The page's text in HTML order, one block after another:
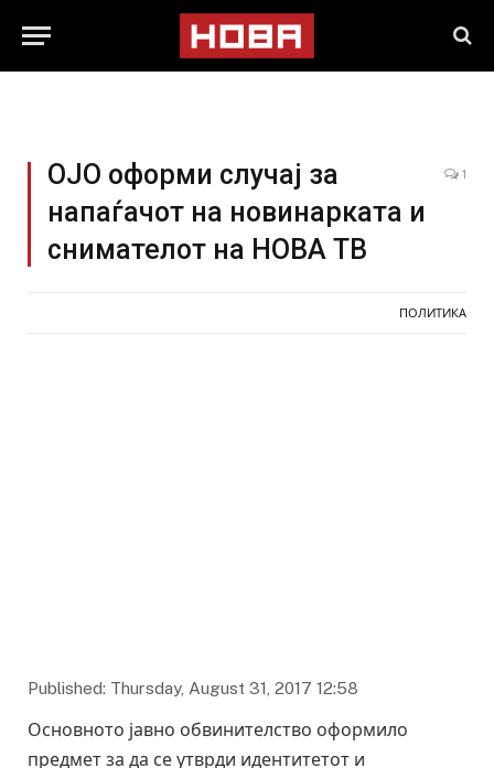
ОЈО оформи случај за
напаѓачот на новинарката и
снимателот на НОВА ТВ
1
ПОЛИТИКА
Published: Thursday, August 31, 2017 12:58
Основното јавно обвинителство оформило
предмет за да се утврди идентитетот и